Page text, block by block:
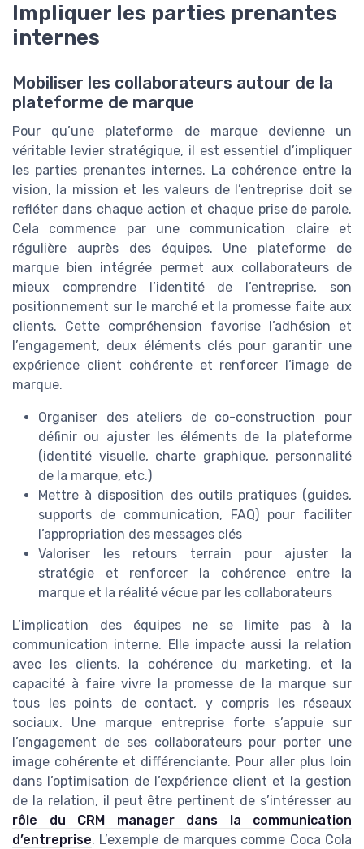
Impliquer les parties prenantes
internes
Mobiliser les collaborateurs autour de la
plateforme de marque
Pour qu’une plateforme de marque devienne un
véritable levier stratégique, il est essentiel d’impliquer
les parties prenantes internes. La cohérence entre la
vision, la mission et les valeurs de l’entreprise doit se
refléter dans chaque action et chaque prise de parole.
Cela commence par une communication claire et
régulière auprès des équipes. Une plateforme de
marque bien intégrée permet aux collaborateurs de
mieux comprendre l’identité de l’entreprise, son
positionnement sur le marché et la promesse faite aux
clients. Cette compréhension favorise l’adhésion et
l’engagement, deux éléments clés pour garantir une
expérience client cohérente et renforcer l’image de
marque.
Organiser des ateliers de co-construction pour
définir ou ajuster les éléments de la plateforme
(identité visuelle, charte graphique, personnalité
de la marque, etc.)
Mettre à disposition des outils pratiques (guides,
supports de communication, FAQ) pour faciliter
l’appropriation des messages clés
Valoriser les retours terrain pour ajuster la
stratégie et renforcer la cohérence entre la
marque et la réalité vécue par les collaborateurs
L’implication des équipes ne se limite pas à la
communication interne. Elle impacte aussi la relation
avec les clients, la cohérence du marketing, et la
capacité à faire vivre la promesse de la marque sur
tous les points de contact, y compris les réseaux
sociaux. Une marque entreprise forte s’appuie sur
l’engagement de ses collaborateurs pour porter une
image cohérente et différenciante. Pour aller plus loin
dans l’optimisation de l’expérience client et la gestion
de la relation, il peut être pertinent de s’intéresser au
rôle du CRM manager dans la communication
d’entreprise. L’exemple de marques comme Coca Cola